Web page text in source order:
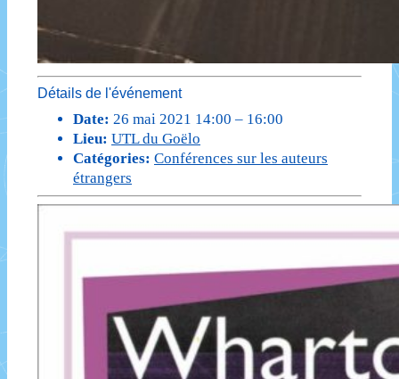
Détails de l'événement
Date: 26 mai 2021 14:00 – 16:00
Lieu: UTL du Goëlo
Catégories: Conférences sur les auteurs
étrangers